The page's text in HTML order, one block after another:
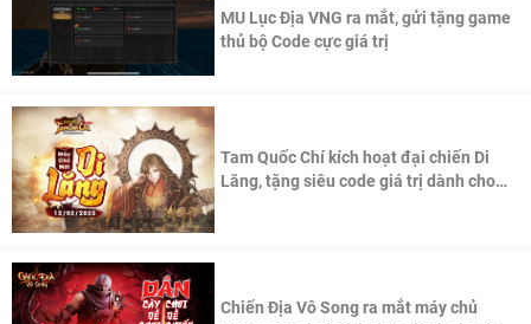
MU Lục Địa VNG ra mắt, gửi tặng game
thủ bộ Code cực giá trị
Tam Quốc Chí kích hoạt đại chiến Di
Lăng, tặng siêu code giá trị dành cho
Chiến Địa Vô Song ra mắt máy chủ